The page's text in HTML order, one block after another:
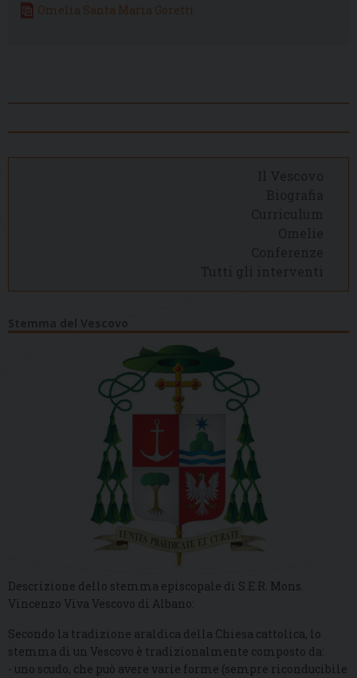
Omelia Santa Maria Goretti
Descrizione dello stemma episcopale di S.E.R. Mons.
Vincenzo Viva Vescovo di Albano:
Secondo la tradizione araldica della Chiesa cattolica, lo
stemma di un Vescovo è tradizionalmente composto da:
- uno scudo, che può avere varie forme (sempre riconducibile